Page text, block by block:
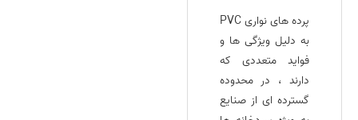
پرده‌ های نواری PVC
به دلیل ویژگی‌ ها و
فواید متعددی که
دارند ، در محدوده
گسترده‌ ای از صنایع